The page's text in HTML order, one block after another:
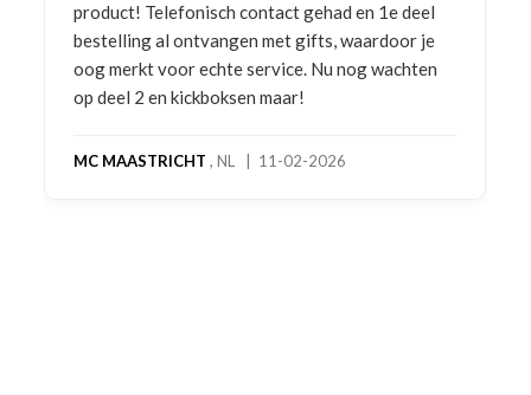
product! Telefonisch contact gehad en 1e deel
bestelling al ontvangen met gifts, waardoor je
oog merkt voor echte service. Nu nog wachten
op deel 2 en kickboksen maar!
MC MAASTRICHT , NL | 11-02-2026